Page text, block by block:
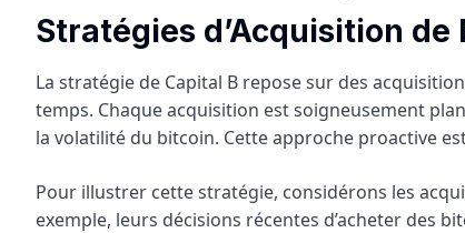
Stratégies d’Acquisition de
La stratégie de Capital B repose sur des
temps. Chaque acquisition est soigneusement
la volatilité du bitcoin. Cette approche proactive
Pour illustrer cette stratégie, considérons les
exemple, leurs décisions récentes d’acheter des